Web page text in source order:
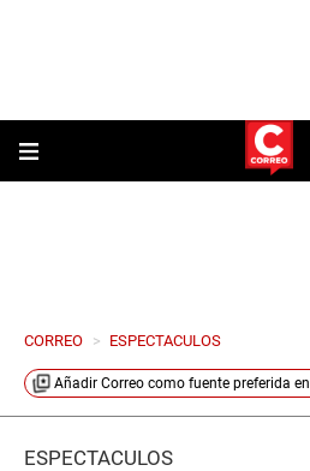
CORREO > ESPECTACULOS
Añadir Correo como fuente preferida en
ESPECTÁCULOS